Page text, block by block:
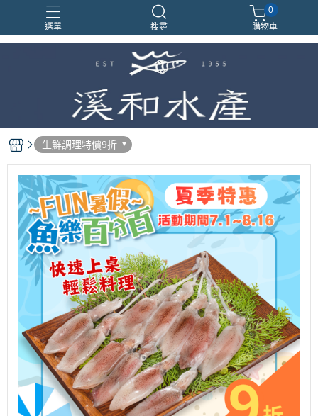
選單 搜尋
0
購物車
生鮮調理特價9折